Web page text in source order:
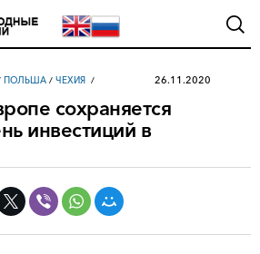
ПОЛЬША / ЧЕХИЯ 26.11.2020
сохраняется
инвестиций в